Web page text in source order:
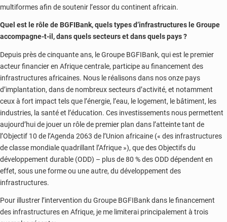
multiformes afin de soutenir l’essor du continent africain.
Quel est le rôle de BGFIBank, quels types d’infrastructures le Groupe
accompagne-t-il, dans quels secteurs et dans quels pays ?
Depuis près de cinquante ans, le Groupe BGFIBank, qui est le premier
acteur financier en Afrique centrale, participe au financement des
infrastructures africaines. Nous le réalisons dans nos onze pays
d’implantation, dans de nombreux secteurs d’activité, et notamment
ceux à fort impact tels que l’énergie, l’eau, le logement, le bâtiment, les
industries, la santé et l’éducation. Ces investissements nous permettent
aujourd’hui de jouer un rôle de premier plan dans l’atteinte tant de
l’Objectif 10 de l’Agenda 2063 de l’Union africaine (« des infrastructures
de classe mondiale quadrillant l’Afrique »), que des Objectifs du
développement durable (ODD) – plus de 80 % des ODD dépendent en
effet, sous une forme ou une autre, du développement des
infrastructures.
Pour illustrer l’intervention du Groupe BGFIBank dans le financement
des infrastructures en Afrique, je me limiterai principalement à trois